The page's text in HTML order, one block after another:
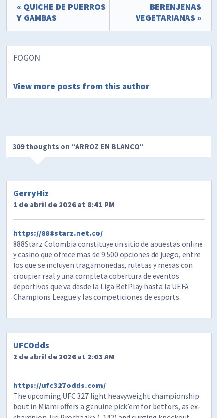
« QUICHE DE PUERROS
Y GAMBAS
BERENJENAS
VEGETARIANAS »
FOGON
View more posts from this author
309 thoughts on “ARROZ EN BLANCO”
GerryHiz
1 de abril de 2026 at 8:41 PM
https://888starz.net.co/
888Starz Colombia constituye un sitio de apuestas online
y casino que ofrece mas de 9.500 opciones de juego, entre
los que se incluyen tragamonedas, ruletas y mesas con
croupier real y una completa cobertura de eventos
deportivos que va desde la Liga BetPlay hasta la UEFA
Champions League y las competiciones de esports.
UFCOdds
2 de abril de 2026 at 2:03 AM
https://ufc327odds.com/
The upcoming UFC 327 light heavyweight championship
bout in Miami offers a genuine pick’em for bettors, as ex-